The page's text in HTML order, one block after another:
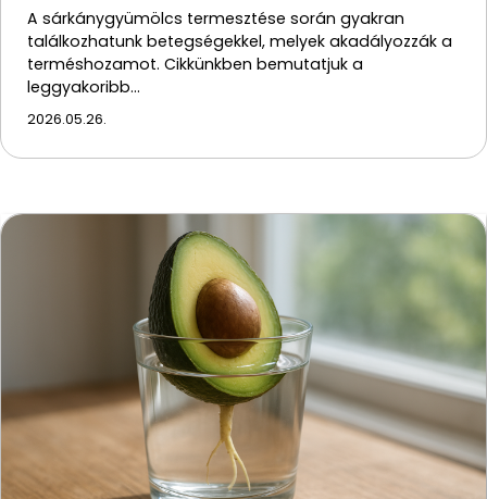
A sárkánygyümölcs termesztése során gyakran
találkozhatunk betegségekkel, melyek akadályozzák a
terméshozamot. Cikkünkben bemutatjuk a
leggyakoribb…
2026.05.26.